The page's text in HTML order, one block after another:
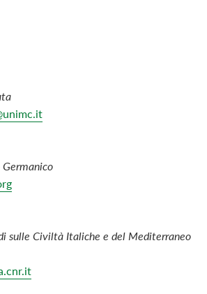
sulle Civiltà Italiche e del Mediterraneo